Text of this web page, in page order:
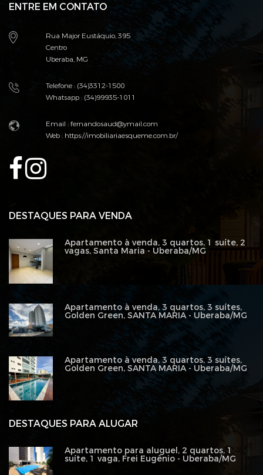
ENTRE EM CONTATO
Rua Major Eustáquio, 395
Centro
Uberaba, MG
Telefone : (34)3312-1500
Whatsapp : (34)99935-1011
Email : fernandosaud@ymail.com
Web :https://imobiliariaesqueme.com.br/
DESTAQUES PARA ALUGAR
Apartamento para aluguel, 2 quartos, 1
suíte, 1 vaga, Frei Eugênio - Uberaba/MG
DESTAQUES PARA VENDA
Apartamento à venda, 3 quartos, 1 suíte, 2
vagas, Santa Maria - Uberaba/MG
Apartamento à venda, 3 quartos, 3 suítes,
Golden Green, SANTA MARIA - Uberaba/MG
Apartamento à venda, 3 quartos, 3 suítes,
Golden Green, SANTA MARIA - Uberaba/MG